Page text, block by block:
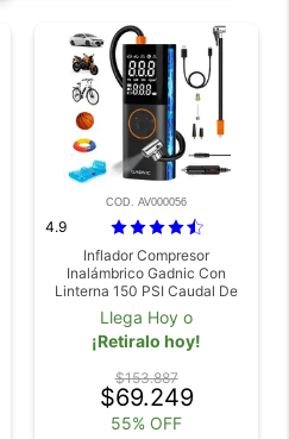
COD. AV000056
4.9
Inflador Compresor
Inalámbrico Gadnic Con
Linterna 150 PSI Caudal De
Aire 19L/Min Batería 6000
mAh
Llega Hoy o
¡Retiralo hoy!
$153.887
$69.249
55% OFF